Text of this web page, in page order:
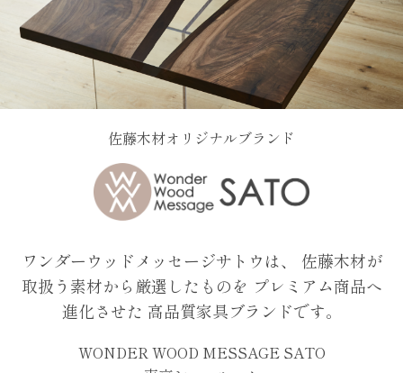
佐藤木材オリジナルブランド
ワンダーウッドメッセージサトウは、 佐藤木材が
取扱う素材から厳選したものを プレミアム商品へ
進化させた 高品質家具ブランドです。
WONDER WOOD MESSAGE SATO